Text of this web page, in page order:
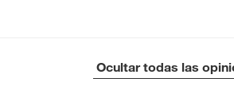
Ocultar todas las